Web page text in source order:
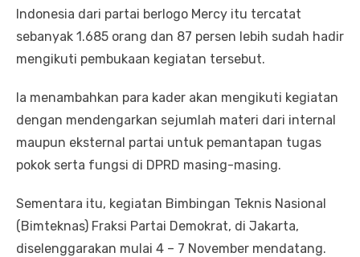
Indonesia dari partai berlogo Mercy itu tercatat
sebanyak 1.685 orang dan 87 persen lebih sudah hadir
mengikuti pembukaan kegiatan tersebut.
Ia menambahkan para kader akan mengikuti kegiatan
dengan mendengarkan sejumlah materi dari internal
maupun eksternal partai untuk pemantapan tugas
pokok serta fungsi di DPRD masing-masing.
Sementara itu, kegiatan Bimbingan Teknis Nasional
(Bimteknas) Fraksi Partai Demokrat, di Jakarta,
diselenggarakan mulai 4 – 7 November mendatang.